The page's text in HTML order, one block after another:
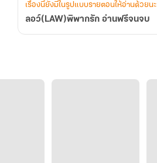
เรื่องนี้ยังมีในรูปแบบรายตอนให้อ่านด้วยนะ
ลอว์(LAW)พิพากรัก อ่านฟรีจนจบ